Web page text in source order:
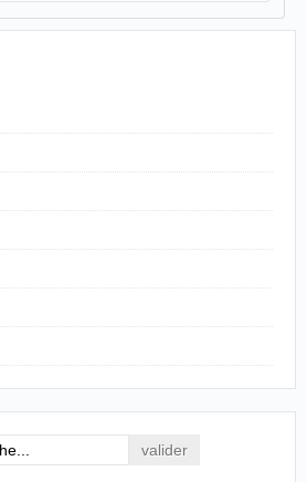
fruit of Edison's
evening in the